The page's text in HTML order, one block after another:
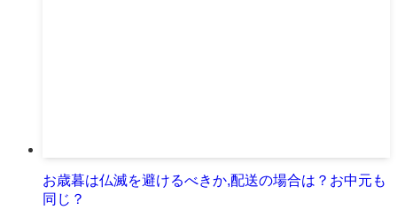
お歳暮は仏滅を避けるべきか,配送の場合は？お中元も
同じ？